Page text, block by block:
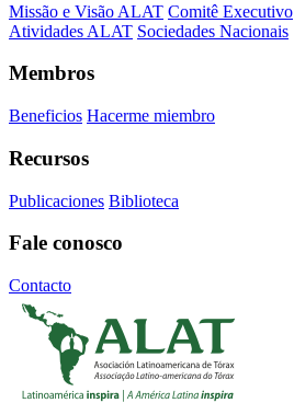
Missão e Visão ALAT Comitê Executivo
Atividades ALAT Sociedades Nacionais
Membros
Beneficios Hacerme miembro
Recursos
Publicaciones Biblioteca
Fale conosco
Contacto